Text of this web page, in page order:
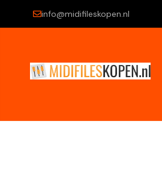
info@midifileskopen.nl